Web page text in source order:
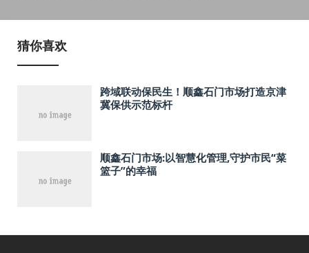
猜你喜欢
跨域联动保民生！顺鑫石门市场打造京津
冀保供示范标杆
顺鑫石门市场:以智慧化管理,守护市民“菜
篮子”的幸福